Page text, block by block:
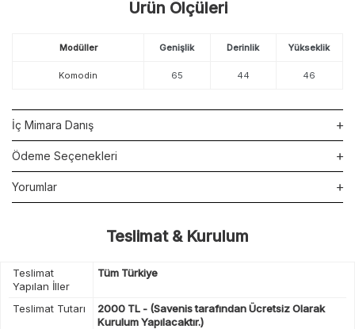
Ürün Ölçüleri
Modüller Genişlik Derinlik Yükseklik
Komodin 65 44 46
İç Mimara Danış
Ödeme Seçenekleri
Yorumlar
Teslimat & Kurulum
Teslimat
Yapılan İller
Tüm Türkiye
Teslimat Tutarı
2000 TL - (Savenis tarafından Ücretsiz Olarak
Kurulum Yapılacaktır.)